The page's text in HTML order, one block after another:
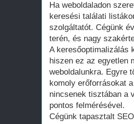
Ha weboldaladon
keresési találati
szolgáltatót. Cégünk
terén, és nagy
A keresőoptimalizálás
hiszen ez az egyetlen
weboldalunkra. Egyre
komoly erőforrásokat
nincsenek tisztában a
pontos felmérésével.
Cégünk tapasztalt